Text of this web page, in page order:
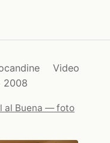
Video
2008
al Buena — foto